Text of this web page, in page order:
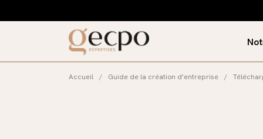
Accueil / Guide de la création d'entreprise /